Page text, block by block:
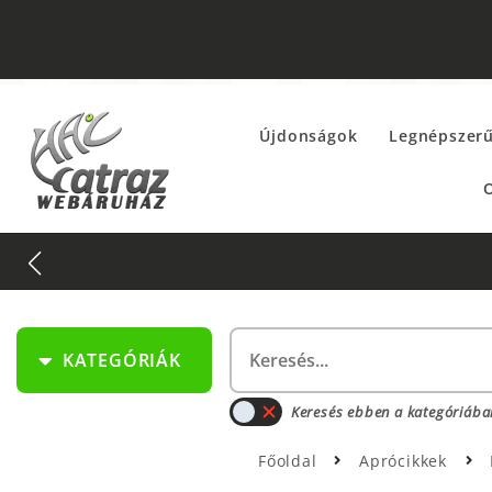
Újdonságok
KATEGÓRIÁK
Keresés ebben a
Főoldal Aprócikkek